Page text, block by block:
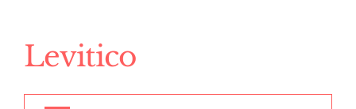
Levitico